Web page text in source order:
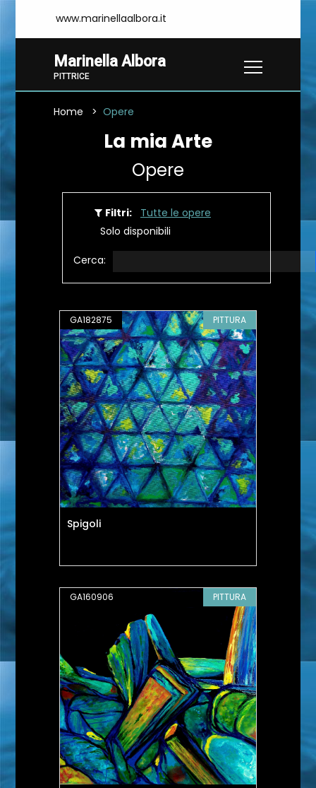
www.marinellaalbora.it
Marinella Albora
PITTRICE
Home Opere
La mia Arte
Opere
Filtri:
Tutte le opere
Solo disponibili
Cerca:
GA182875 PITTURA
Spigoli
GA160906 PITTURA